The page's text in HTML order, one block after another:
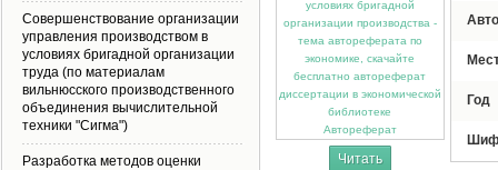
Автореферат
Читать
Год
Совершенствование организации
управления производством в
условиях бригадной организации
труда (по материалам
вильнюсского производственного
объединения вычислительной
техники "Сигма")
Разработка методов оценки